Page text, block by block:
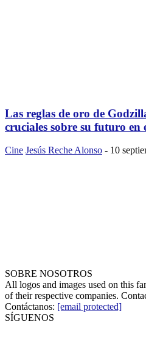
Las reglas de oro de
cruciales sobre su futuro en
Cine Jesús Reche Alonso - 10
SOBRE NOSOTROS
All logos and images used on this
of their respective companies.
Contáctanos: [email protected]
SÍGUENOS